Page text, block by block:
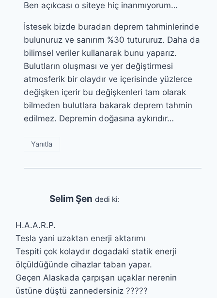
Ben açıkcası o siteye hiç inanmıyorum…
İstesek bizde buradan deprem tahminlerinde
bulunuruz ve sanırım %30 tutururuz. Daha da
bilimsel veriler kullanarak bunu yaparız.
Bulutların oluşması ve yer değiştirmesi
atmosferik bir olaydır ve içerisinde yüzlerce
değişken içerir bu değişkenleri tam olarak
bilmeden bulutlara bakarak deprem tahmin
edilmez. Depremin doğasına aykırıdır…
Yanıtla
Selim Şen dedi ki:
H.A.A.R.P.
Tesla yani uzaktan enerji aktarımı
Tespiti çok kolaydır dogadaki statik enerji
ölçüldüğünde cihazlar taban yapar.
Geçen Alaskada çarpışan uçaklar nerenin
üstüne düştü zannedersiniz ?????